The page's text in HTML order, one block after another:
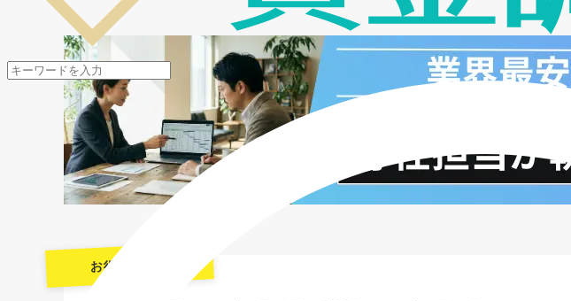
お役立ち情報